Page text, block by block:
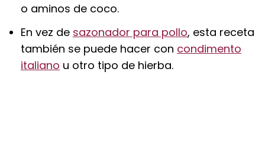
o aminos de coco.
En vez de sazonador para pollo, esta receta
también se puede hacer con condimento
italiano u otro tipo de hierba.